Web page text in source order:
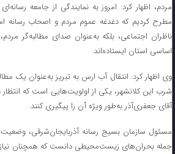
مردم، اظهار کرد: امروز به نمایندگی از جامعه
مطرح کردیم که دغدغه عموم مردم و اصحاب رسانه
ناظران اجتماعی، بلکه به‌عنوان صدای مطالبه‌گر
اساسی استان ایستاده‌اند.
وی اظهار کرد: انتقال آب ارس به تبریز به‌عنوان یک
شرب این کلانشهر، یکی از اولویت‌هایی است که انتظار
آقای جعفری‌آذر به‌طور ویژه آن را پیگیری کنند.
مسئول سازمان بسیج رسانه آذربایجان‌شرقی، وضعیت
جمله بحران‌های زیست‌محیطی دانست که همچنان